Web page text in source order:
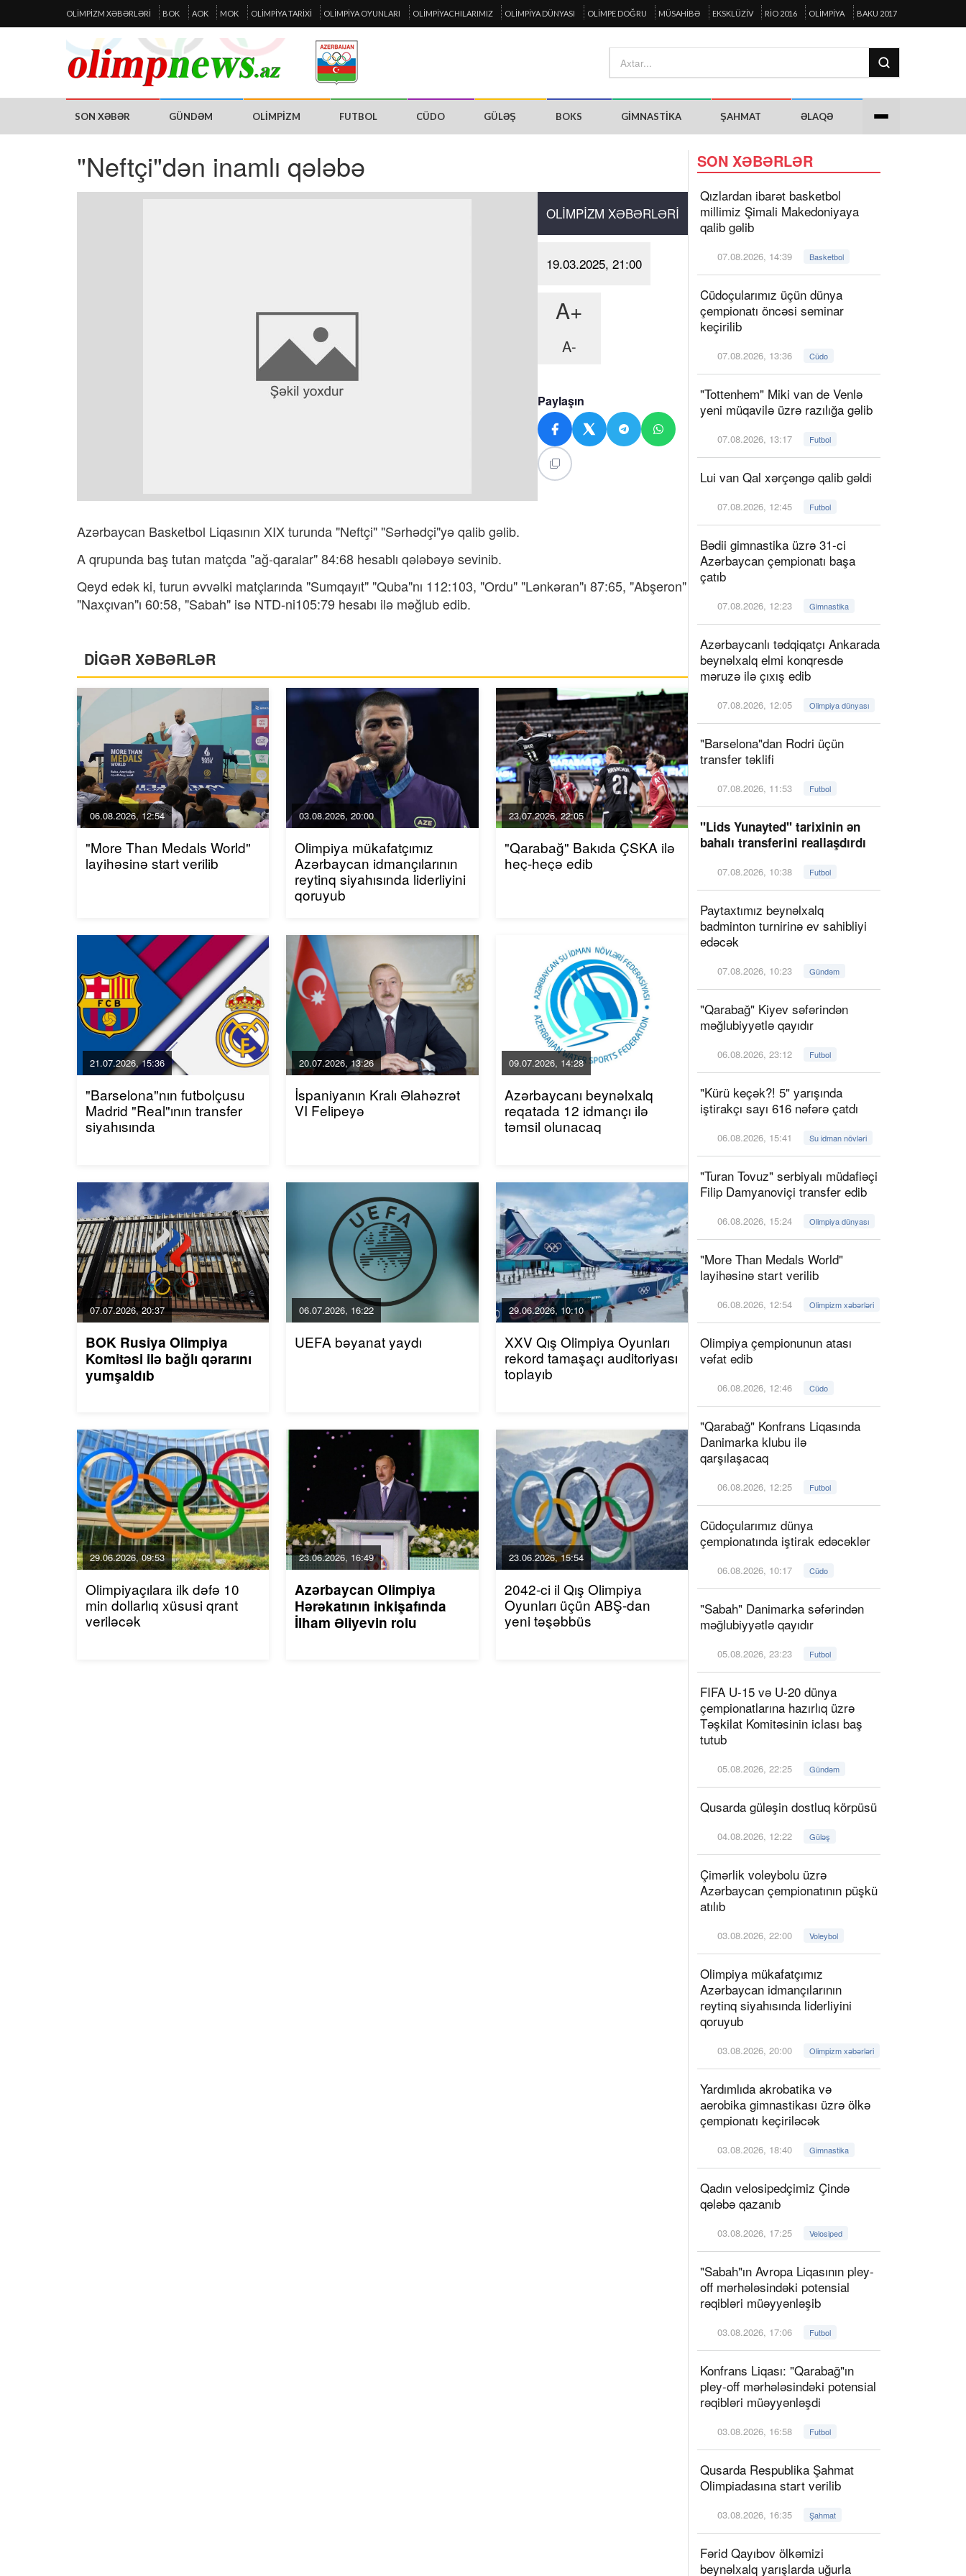
OLIMPIZM XƏBƏRLƏRI BOK AOK MOK OLIMPIYA TARIXI OLIMPIYA OYUNLARI OLIMPIYACHILARIMIZ OLIMPIYA DÜNYASI OLIMPE DOĞRU MÜSAHIBƏ EKSKLÜZIV RIO 2016 OLIMPIYA BAKU 2017
SON XƏBƏR GÜNDƏM OLIMPIZM FUTBOL CÜDO GÜLƏŞ BOKS GIMNASTIKA ŞAHMAT ƏLAQƏ
"Neftçi"dən inamlı qələbə
OLIMPIZM XƏBƏRLƏRI
19.03.2025, 21:00
A+
A-
Paylaşın
Azərbaycan Basketbol Liqasının XIX turunda "Neftçi" "Sərhədçi"yə qalib gəlib.
A qrupunda baş tutan matçda "ağ-qaralar" 84:68 hesablı qələbəyə sevinib.
Qeyd edək ki, turun əvvəlki matçlarında "Sumqayıt" "Quba"nı 112:103, "Ordu" "Lənkəran"ı 87:65, "Abşeron"
"Naxçıvan"ı 60:58, "Sabah" isə NTD-ni105:79 hesabı ilə məğlub edib.
DİGƏR XƏBƏRLƏR
06.08.2026, 12:54
"More Than Medals World"
layihəsinə start verilib
03.08.2026, 20:00
Olimpiya mükafatçımız
Azərbaycan idmançılarının
reytinq siyahısında liderliyini
qoruyub
23.07.2026, 22:05
"Qarabağ" Bakıda ÇSKA ilə
heç-heçə edib
21.07.2026, 15:36
"Barselona"nın futbolçusu
Madrid "Real"ının transfer
siyahısında
20.07.2026, 13:26
İspaniyanın Kralı Əlahəzrət
VI Felipeyə
09.07.2026, 14:28
Azərbaycanı beynəlxalq
reqatada 12 idmançı ilə
təmsil olunacaq
07.07.2026, 20:37
BOK Rusiya Olimpiya
Komitəsi ilə bağlı qərarını
yumşaldıb
06.07.2026, 16:22
UEFA bəyanat yaydı
29.06.2026, 10:10
XXV Qış Olimpiya Oyunları
rekord tamaşaçı auditoriyası
toplayıb
29.06.2026, 09:53
Olimpiyaçılara ilk dəfə 10
min dollarlıq xüsusi qrant
veriləcək
23.06.2026, 16:49
Azərbaycan Olimpiya
Hərəkatının inkişafında
İlham Əliyevin rolu
23.06.2026, 15:54
2042-ci il Qış Olimpiya
Oyunları üçün ABŞ-dan
yeni təşəbbüs
SON XƏBƏRLƏR
Qızlardan ibarət basketbol
millimiz Şimali Makedoniyaya
qalib gəlib
07.08.2026, 14:39 Basketbol
Cüdoçularımız üçün dünya
çempionatı öncəsi seminar
keçirilib
07.08.2026, 13:36 Cüdo
"Tottenhem" Miki van de Venlə
yeni müqavilə üzrə razılığa gəlib
07.08.2026, 13:17 Futbol
Lui van Qal xərçəngə qalib gəldi
07.08.2026, 12:45 Futbol
Bədii gimnastika üzrə 31-ci
Azərbaycan çempionatı başa
çatıb
07.08.2026, 12:23 Gimnastika
Azərbaycanlı tədqiqatçı Ankarada
beynəlxalq elmi konqresdə
məruzə ilə çıxış edib
07.08.2026, 12:05 Olimpiya dünyası
"Barselona"dan Rodri üçün
transfer təklifi
07.08.2026, 11:53 Futbol
"Lids Yunayted" tarixinin ən
bahalı transferini reallaşdırdı
07.08.2026, 10:38 Futbol
Paytaxtımız beynəlxalq
badminton turnirinə ev sahibliyi
edəcək
07.08.2026, 10:23 Gündəm
"Qarabağ" Kiyev səfərindən
məğlubiyyətlə qayıdır
06.08.2026, 23:12 Futbol
"Kürü keçək?! 5" yarışında
iştirakçı sayı 616 nəfərə çatdı
06.08.2026, 15:41 Su idman növləri
"Turan Tovuz" serbiyalı müdafiəçi
Filip Damyanoviçi transfer edib
06.08.2026, 15:24 Olimpiya dünyası
"More Than Medals World"
layihəsinə start verilib
06.08.2026, 12:54 Olimpizm xəbərləri
Olimpiya çempionunun atası
vəfat edib
06.08.2026, 12:46 Cüdo
"Qarabağ" Konfrans Liqasında
Danimarka klubu ilə
qarşılaşacaq
06.08.2026, 12:25 Futbol
Cüdoçularımız dünya
çempionatında iştirak edəcəklər
06.08.2026, 10:17 Cüdo
"Sabah" Danimarka səfərindən
məğlubiyyətlə qayıdır
05.08.2026, 23:23 Futbol
FIFA U-15 və U-20 dünya
çempionatlarına hazırlıq üzrə
Təşkilat Komitəsinin iclası baş
tutub
05.08.2026, 22:25 Gündəm
Qusarda güləşin dostluq körpüsü
04.08.2026, 12:22 Güləş
Çimərlik voleybolu üzrə
Azərbaycan çempionatının püşkü
atılıb
03.08.2026, 22:00 Voleybol
Olimpiya mükafatçımız
Azərbaycan idmançılarının
reytinq siyahısında liderliyini
qoruyub
03.08.2026, 20:00 Olimpizm xəbərləri
Yardımlıda akrobatika və
aerobika gimnastikası üzrə ölkə
çempionatı keçiriləcək
03.08.2026, 18:40 Gimnastika
Qadın velosipedçimiz Çində
qələbə qazanıb
03.08.2026, 17:25 Velosiped
"Sabah"ın Avropa Liqasının pley-
off mərhələsindəki potensial
rəqibləri müəyyənləşib
03.08.2026, 17:06 Futbol
Konfrans Liqası: "Qarabağ"ın
pley-off mərhələsindəki potensial
rəqibləri müəyyənləşdi
03.08.2026, 16:58 Futbol
Qusarda Respublika Şahmat
Olimpiadasına start verilib
03.08.2026, 16:35 Şahmat
Fərid Qayıbov ölkəmizi
beynəlxalq yarışlarda uğurla